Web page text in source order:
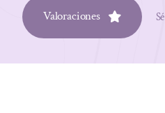
Valoraciones